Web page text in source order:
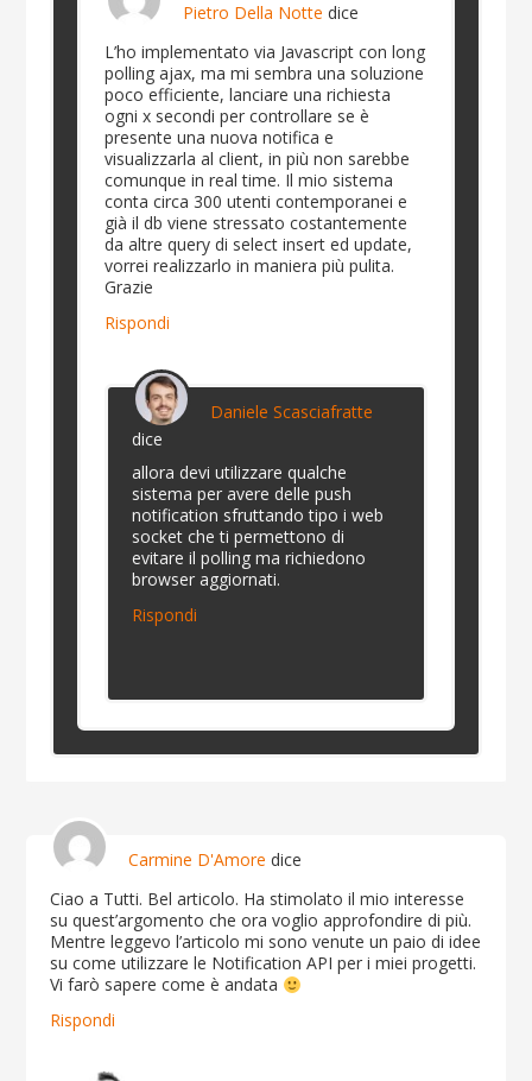
Pietro Della Notte dice
L’ho implementato via Javascript con long
polling ajax, ma mi sembra una soluzione
poco efficiente, lanciare una richiesta
ogni x secondi per controllare se è
presente una nuova notifica e
visualizzarla al client, in più non sarebbe
comunque in real time. Il mio sistema
conta circa 300 utenti contemporanei e
già il db viene stressato costantemente
da altre query di select insert ed update,
vorrei realizzarlo in maniera più pulita.
Grazie
Rispondi
Daniele Scasciafratte
dice
allora devi utilizzare qualche
sistema per avere delle push
notification sfruttando tipo i web
socket che ti permettono di
evitare il polling ma richiedono
browser aggiornati.
Rispondi
Carmine D'Amore dice
Ciao a Tutti. Bel articolo. Ha stimolato il mio interesse
su quest’argomento che ora voglio approfondire di più.
Mentre leggevo l’articolo mi sono venute un paio di idee
su come utilizzare le Notification API per i miei progetti.
Vi farò sapere come è andata
Rispondi